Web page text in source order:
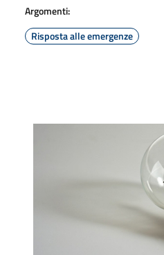
Argomenti:
Risposta alle emergenze